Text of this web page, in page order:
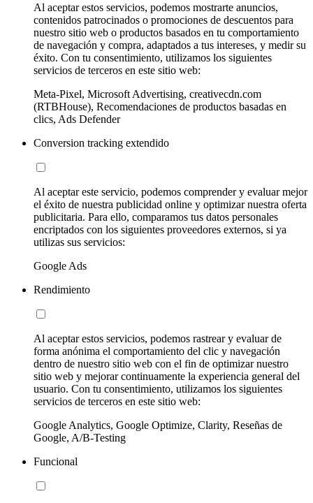
Al aceptar estos servicios, podemos mostrarte anuncios,
contenidos patrocinados o promociones de descuentos para
nuestro sitio web o productos basados en tu comportamiento
de navegación y compra, adaptados a tus intereses, y medir su
éxito. Con tu consentimiento, utilizamos los siguientes
servicios de terceros en este sitio web:
Meta-Pixel, Microsoft Advertising, creativecdn.com
(RTBHouse), Recomendaciones de productos basadas en
clics, Ads Defender
Conversion tracking extendido
Al aceptar este servicio, podemos comprender y evaluar mejor
el éxito de nuestra publicidad online y optimizar nuestra oferta
publicitaria. Para ello, comparamos tus datos personales
encriptados con los siguientes proveedores externos, si ya
utilizas sus servicios:
Google Ads
Rendimiento
Al aceptar estos servicios, podemos rastrear y evaluar de
forma anónima el comportamiento del clic y navegación
dentro de nuestro sitio web con el fin de optimizar nuestro
sitio web y mejorar continuamente la experiencia general del
usuario. Con tu consentimiento, utilizamos los siguientes
servicios de terceros en este sitio web:
Google Analytics, Google Optimize, Clarity, Reseñas de
Google, A/B-Testing
Funcional